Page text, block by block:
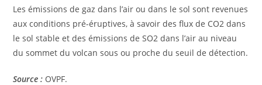
Les émissions de gaz dans l’air ou dans le sol sont revenues
aux conditions pré-éruptives, à savoir des flux de CO2 dans
le sol stable et des émissions de SO2 dans l’air au niveau
du sommet du volcan sous ou proche du seuil de détection.
Source : OVPF.